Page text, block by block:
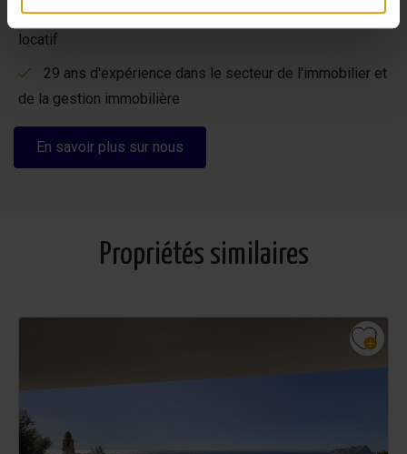
direct à la propriété.
Des options flexibles pour maximiser votre rendement
locatif
29 ans d'expérience dans le secteur de l'immobilier et
de la gestion immobilière
En savoir plus sur nous
Propriétés similaires